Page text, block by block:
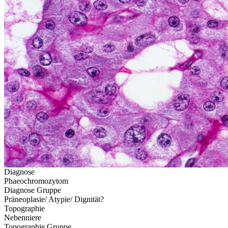
Diagnose
Phaeochromozytom
Diagnose Gruppe
Präneoplasie/ Atypie/ Dignität?
Topographie
Nebenniere